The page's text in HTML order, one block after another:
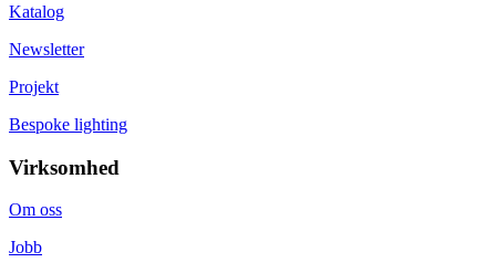
Katalog
Newsletter
Projekt
Bespoke lighting
Virksomhed
Om oss
Jobb